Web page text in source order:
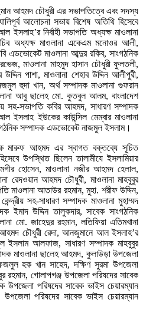
আহমদ চৌধুরী এর সভাপতিত্বে এবং সদস্য
আলোচনা সভায় বিশেষ অতিথি হিসেবে
নির্বাহী সভাপতি অধ্যক্ষ মাওলানা
অধ্যক্ষ মাওলানা একেএম মনোওর আলী,
এডভোকেট মাওলানা আব্দুর রকিব, সাংগঠনিক
মাওলানা মাহমুদ হাসান চৌধুরী ফুলতলী,
পাশা, মাওলানা শেহাব উদ্দিন আলীপুরী,
হুদা খান, অর্থ সম্পাদক মাওলানা গুফরান
আবু ছালেহ মো. কুতবুল আলম, বাংলাদেশ
সহ-সভাপতি কবির আহমদ, সাধারণ সম্পাদক
ইউকের কাউন্সিল মেম্বার মাওলানা
সম্পাদক এডভোকেট নাজমুল ইসলাম।
মারুফ আহমদ এর স্বাগত বক্তব্যে সূচিত
উপস্থিত ছিলেন তালামীযে ইসলামিয়ার
হোসেন, মাওলানা নজীর আহমদ হেলাল,
রেদওয়ান আহমদ চৌধুরী, মাওলানা মাহবুবুর
মাওলানা আতাউর রহমান, মুহা. শরীফ উদ্দিন,
সহ-সাধারণ সম্পাদক মাওলানা মুহাম্মদ
ইমাদ উদ্দিন তালুকদার, সাবেক সাংগঠনিক
মো. জাহেদুর রহমান, লতিফিয়া এতিমখানা
চৌধুরী রেদা, আনজুমানে আল ইসলাহ’র
ইসলাম আলফাজ, সাধারণ সম্পাদক মাহবুবুর
মাওলানা ছালেহ আহমদ, কুলাউড়া উপজেলা
ফজলুল হক খান সাহেদ, দক্ষিণ সুরমা উপজেলা
রহমান, গোলাপগঞ্জ উপজেলা পরিষদের সাবেক
উপজেলা পরিষদের সাবেক ভাইস চেয়ারম্যান
উপজেলা পরিষদের সাবেক ভাইস চেয়ারম্যান